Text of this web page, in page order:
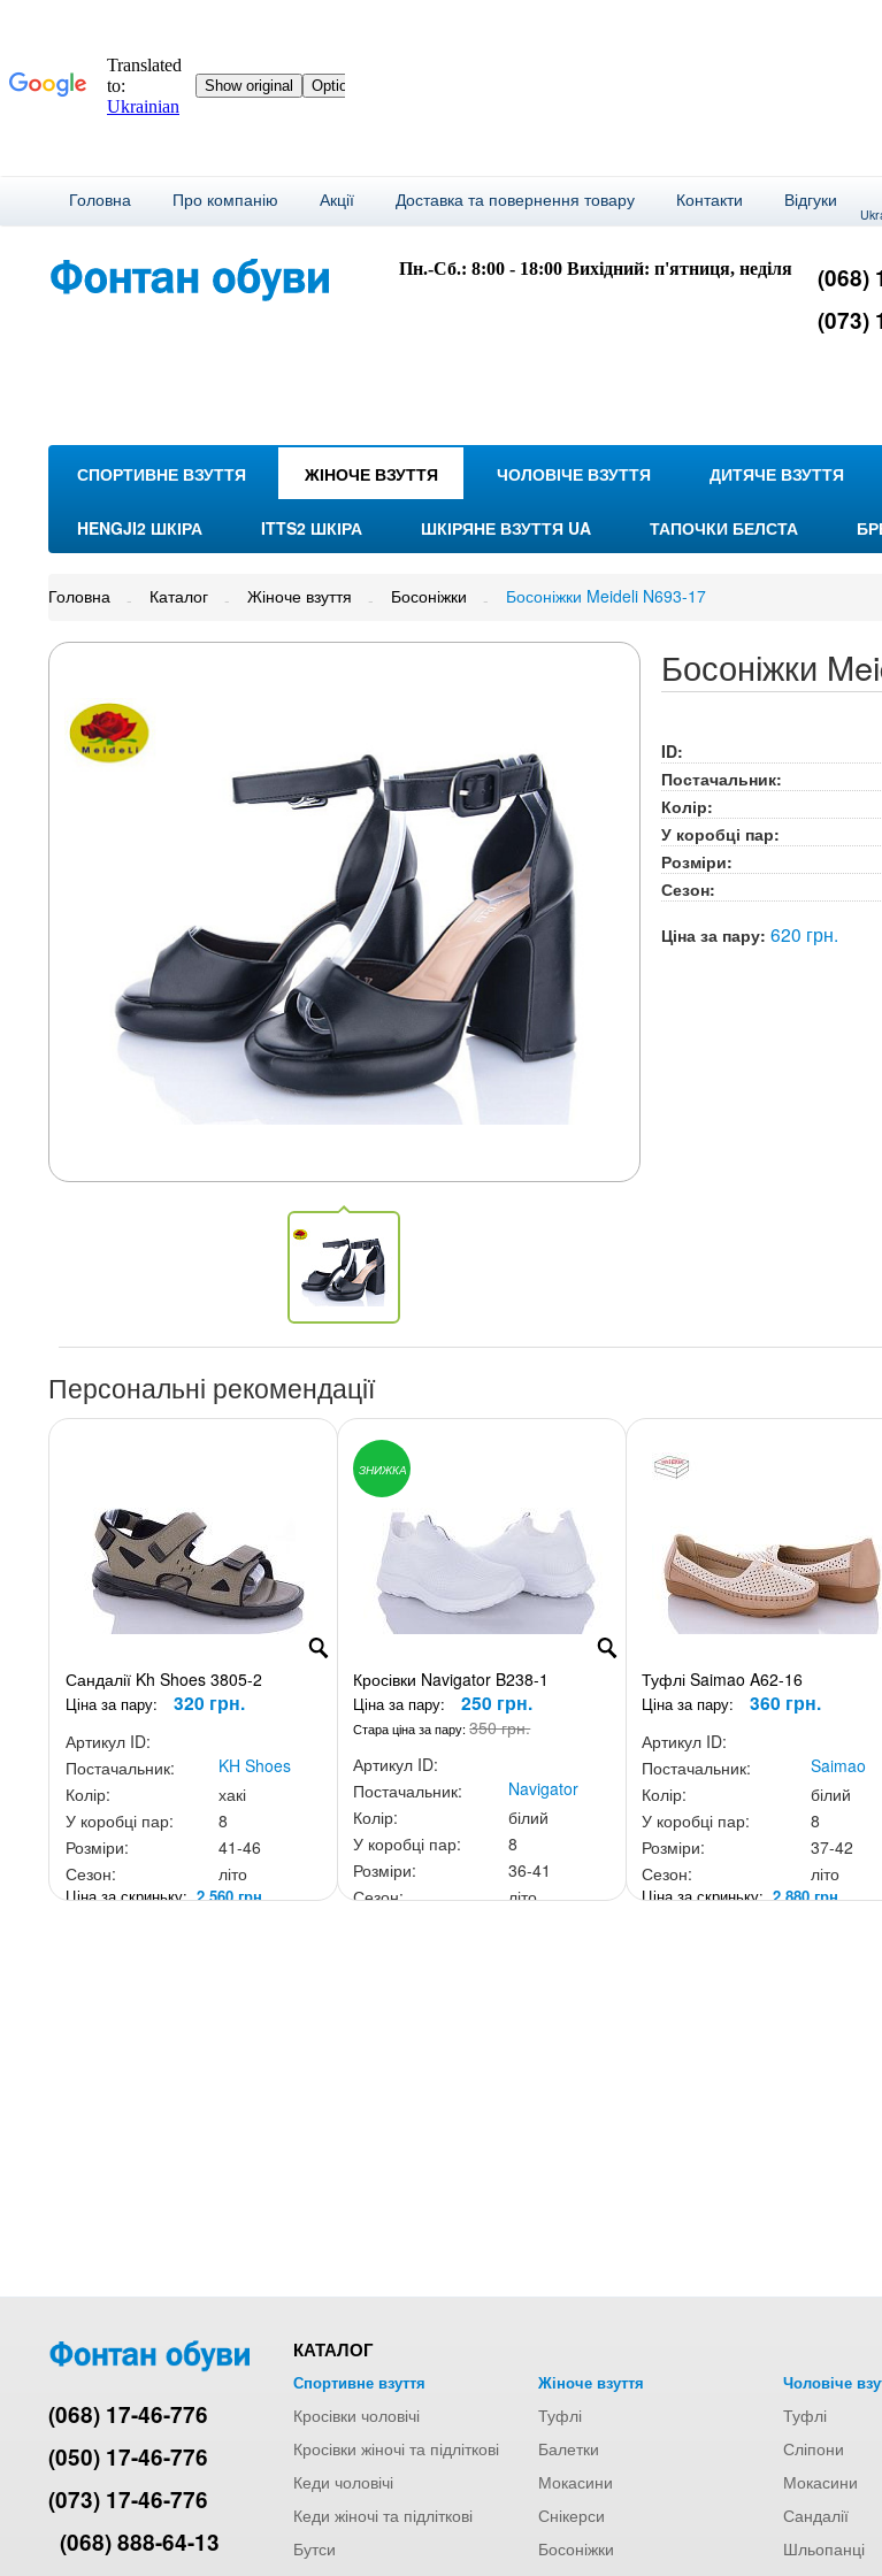
Головна Про компанію Акції Доставка та повернення товару Контакти Відгуки
Пн.-Сб.: 8:00 - 18:00 Вихідний: п'ятниця, неділя (068)
(073)
СПОРТИВНЕ ВЗУТТЯ ЖІНОЧЕ ВЗУТТЯ ЧОЛОВІЧЕ ВЗУТТЯ ДИТЯЧЕ ВЗУТТЯ
HENGJI2 ШКІРА ITTS2 ШКІРА ШКІРЯНЕ ВЗУТТЯ UA ТАПОЧКИ БЕЛСТА
Головна Каталог Жіноче взуття Босоніжки Босоніжки Meideli N693-17
Босоніжки
ID:
Постачальник:
Колір:
У коробці пар:
Розміри:
Сезон:
Ціна за пару: 620 грн.
Персональні рекомендації
Сандалії Kh Shoes 3805-2
Ціна за пару: 320 грн.
Артикул ID:
Постачальник:
KH Shoes
Колір:
хакі
У коробці пар:
8
Розміри:
41-46
Сезон:
літо
Ціна за скриньку:2 560 грн.
ЗНИЖКА
Кросівки Navigator B238-1
Ціна за пару: 250 грн.
Стара ціна за пару:350 грн.
Артикул ID:
Постачальник:
Navigator
Колір:
білий
У коробці пар:
8
Розміри:
36-41
Сезон:
літо
Туфлі Saimao A62-16
Ціна за пару: 360 грн.
Артикул ID:
Постачальник:
Saimao
Колір:
білий
У коробці пар:
8
Розміри:
37-42
Сезон:
літо
Ціна за скриньку:2 880 грн.
(068) 17-46-776
(050) 17-46-776
(073) 17-46-776
(068) 888-64-13
КАТАЛОГ
Спортивне взуття
Кросівки чоловічі
Кросівки жіночі та підліткові
Кеди чоловічі
Кеди жіночі та підліткові
Бутси
Жіноче взуття
Туфлі
Балетки
Мокасини
Снікерси
Босоніжки
Чоловіче
Туфлі
Сліпони
Мокасини
Сандалії
Шльопанці